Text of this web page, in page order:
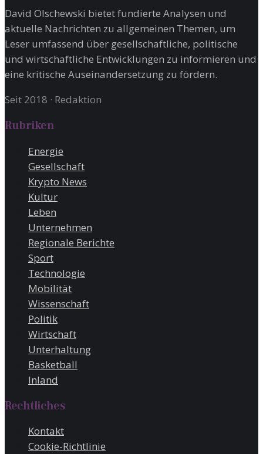
David Olschewski bietet fundierte Analysen und
aktuelle Nachrichten zu allgemeinen Themen, um
Leser umfassend über gesellschaftliche, politische
und wirtschaftliche Entwicklungen zu informieren und
eine kritische Auseinandersetzung zu fördern.
Seit 2018 · Redaktion
Rubriken
Energie
Gesellschaft
Krypto News
Kultur
Leben
Unternehmen
Regionale Berichte
Sport
Technologie
Mobilität
Wissenschaft
Politik
Wirtschaft
Unterhaltung
Basketball
Inland
Rechtliches
Kontakt
Cookie-Richtlinie